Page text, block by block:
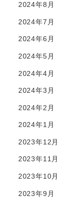
2024年8月
2024年7月
2024年6月
2024年5月
2024年4月
2024年3月
2024年2月
2024年1月
2023年12月
2023年11月
2023年10月
2023年9月